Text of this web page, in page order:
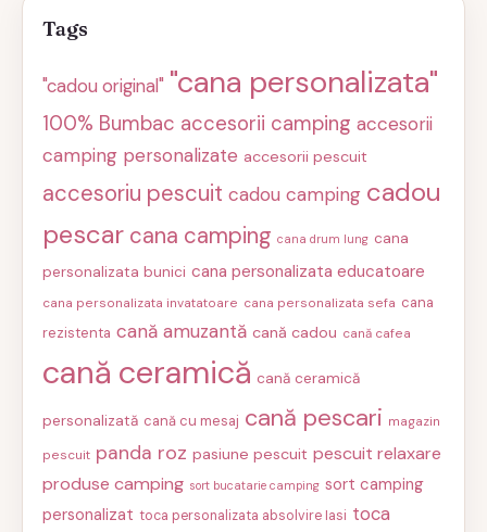
Tags
"cadou original" "cana personalizata"
100% Bumbac accesorii camping accesorii
camping personalizate accesorii pescuit
accesoriu pescuit cadou camping cadou
pescar cana camping cana drum lung cana
personalizata bunici cana personalizata educatoare
cana personalizata invatatoare cana personalizata sefa cana
rezistenta cană amuzantă cană cadou cană cafea
cană ceramică cană ceramică
personalizată cană cu mesaj cană pescari magazin
pescuit panda roz pasiune pescuit pescuit relaxare
produse camping sort bucatarie camping sort camping
personalizat toca personalizata absolvire Iasi toca